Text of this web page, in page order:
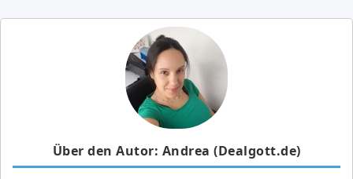
Über den Autor: Andrea (Dealgott.de)